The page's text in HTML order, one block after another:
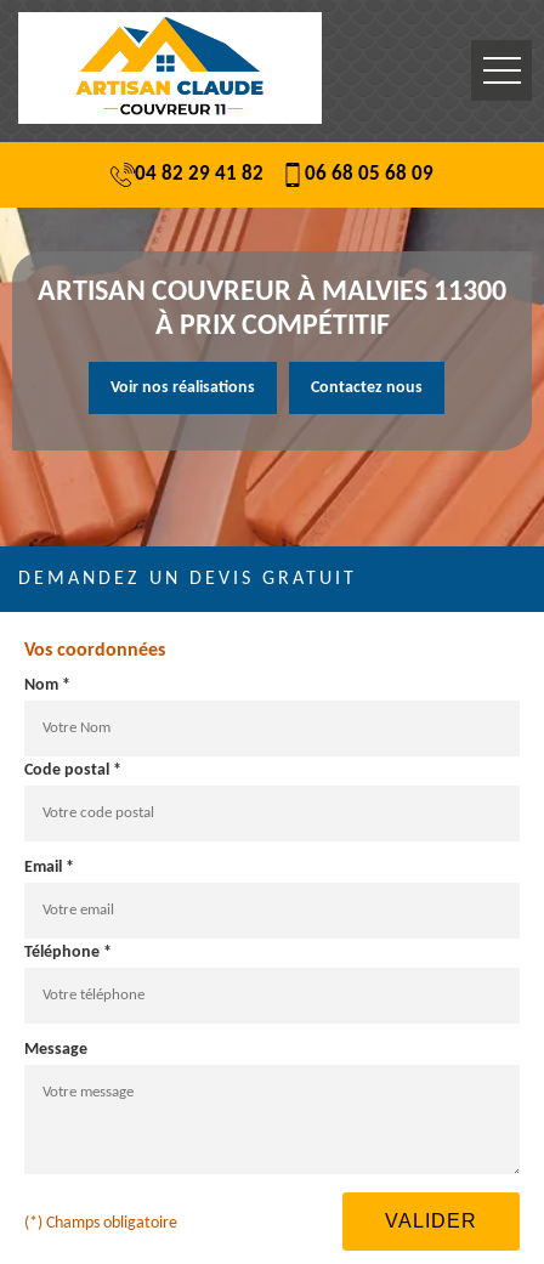
04 82 29 41 82 06 68 05 68 09
ARTISAN COUVREUR À MALVIES 11300
À PRIX COMPÉTITIF
Voir nos réalisations Contactez nous
DEMANDEZ UN DEVIS GRATUIT
Vos coordonnées
Nom *
Code postal *
Email *
Téléphone *
Message
(*) Champs obligatoire